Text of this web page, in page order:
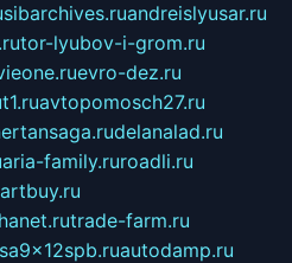
sibarchives.ruandreislyusar.ru
tor-lyubov-i-grom.ru
evro-dez.ru
avtopomosch27.ru
delanalad.ru
aria-family.ruroadli.ru
trade-farm.ru
autodamp.ru